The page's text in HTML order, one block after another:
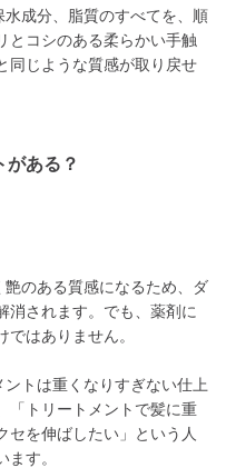
成分、脂質のすべてを、順
とコシのある柔らかい手触
同じような質感が取り戻せ
がある？
のある質感になるため、ダ
消されます。でも、薬剤に
はありません。
トは重くなりすぎない仕上
「トリートメントで髪に重
セを伸ばしたい」という人
す。